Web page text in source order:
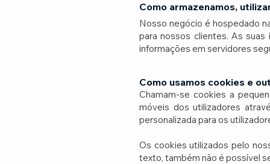
Como armazenamos,
Nosso negócio é hospedado
para nossos clientes. As suas
informações em servidores
Como usamos cookies e
Chamam-se cookies a
móveis dos utilizadores
personalizada para os
Os cookies utilizados pelo
texto, também não é possível